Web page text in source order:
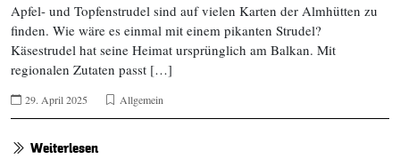
Apfel- und Topfenstrudel sind auf vielen Karten der Almhütten zu
finden. Wie wäre es einmal mit einem pikanten Strudel?
Käsestrudel hat seine Heimat ursprünglich am Balkan. Mit
regionalen Zutaten passt […]
29. April 2025 Allgemein
Weiterlesen